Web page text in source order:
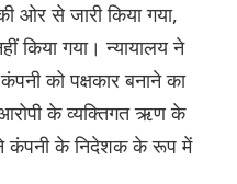
ओर से जारी किया गया,
किया गया। न्यायालय ने
को पक्षकार बनाने का
के व्यक्तिगत ऋण के
कंपनी के निदेशक के रूप में